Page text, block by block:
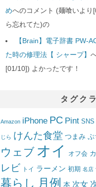
めへのコメント (麺喰いよ
ら忘れてた)の
【Brain】電子辞書 PW-
た時の修理法【 シャープ】
[01/10]) よかったです！
タグク
Amazon iPhone PC Pint SNS
じら けんた食堂 つまみ ぷ
ウェブ オイ オフ会
レビ トイ ラーメン 初期 名店
暮らし 月例 本 次女